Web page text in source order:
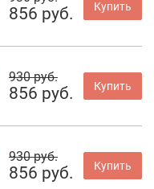
856 руб. Купить
930 руб.
856 руб. Купить
930 руб.
856 руб. Купить